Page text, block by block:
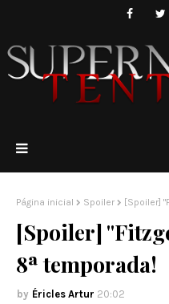
Página inicial Spoiler [Spoiler]
[Spoiler]
8ª temporada!
Éricles Artur 20:02